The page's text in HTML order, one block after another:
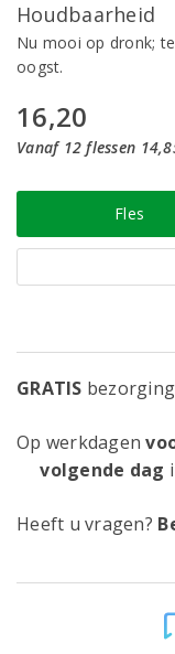
Houdbaarheid
Nu mooi op dronk;
oogst.
16,20
Vanaf 12 flessen
Fles
GRATIS
Op werkdagen
volgende dag
Heeft u vragen?